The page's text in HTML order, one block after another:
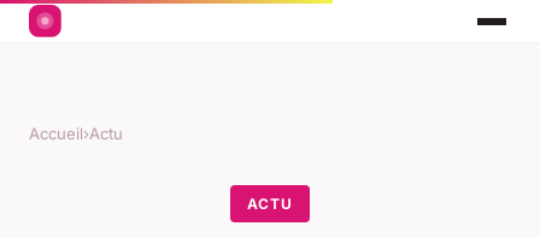
Accueil›Actu
ACTU